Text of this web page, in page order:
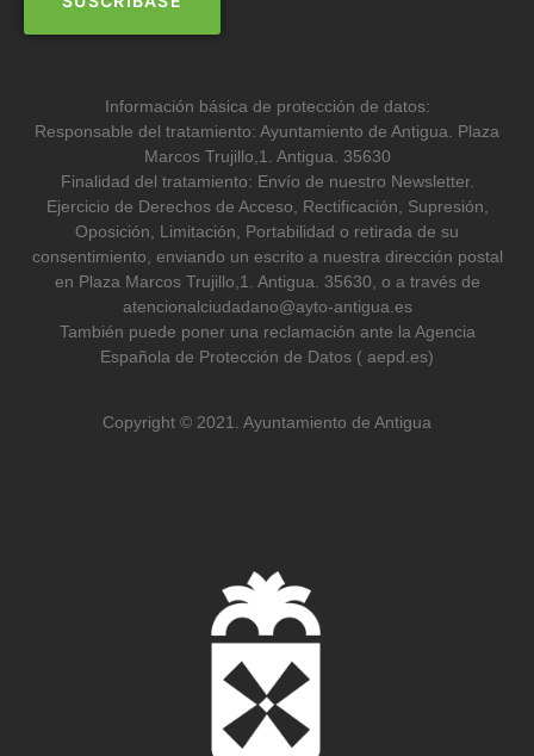
Información básica de protección de datos:
Responsable del tratamiento: Ayuntamiento de Antigua. Plaza
Marcos Trujillo,1. Antigua. 35630
Finalidad del tratamiento: Envío de nuestro Newsletter.
Ejercicio de Derechos de Acceso, Rectificación, Supresión,
Oposición, Limitación, Portabilidad o retirada de su
consentimiento, enviando un escrito a nuestra dirección postal
en Plaza Marcos Trujillo,1. Antigua. 35630, o a través de
atencionalciudadano@ayto-antigua.es
También puede poner una reclamación ante la Agencia
Española de Protección de Datos ( aepd.es)
Copyright © 2021. Ayuntamiento de Antigua